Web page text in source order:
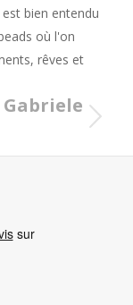
bien entendu
où l'on
rêves et